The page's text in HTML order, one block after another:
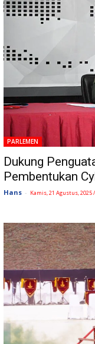
PARLEMEN
Dukung
Pembentukan
Hans - Kamis, 21 Agustus, 2025